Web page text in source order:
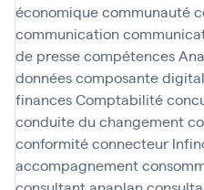
économiquecommunauté
communication
de pressecompétences
donnéescomposante
financesComptabilité
conduite du changement
conformitéconnecteur
accompagnement